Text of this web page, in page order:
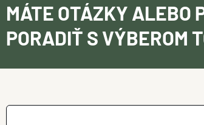
MÁTE OTÁZKY ALEBO
PORADIŤ S VÝBEROM